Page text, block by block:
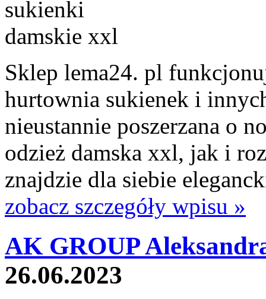
Sklep lema24. pl
hurtownia sukienek i
nieustannie poszerzana o
odzież damska xxl, jak i
znajdzie dla siebie
zobacz szczegóły wpisu »
AK GROUP
26.06.2023